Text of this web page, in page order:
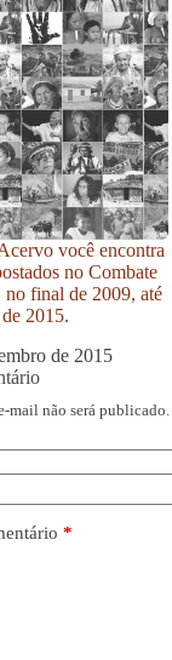
você encontra
no Combate
no final de 2009, até
2015.
de 2015
mail não será publicado.
*